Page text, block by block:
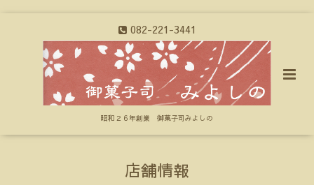
082-221-3441
昭和２６年創業 御菓子司みよしの
店舗情報